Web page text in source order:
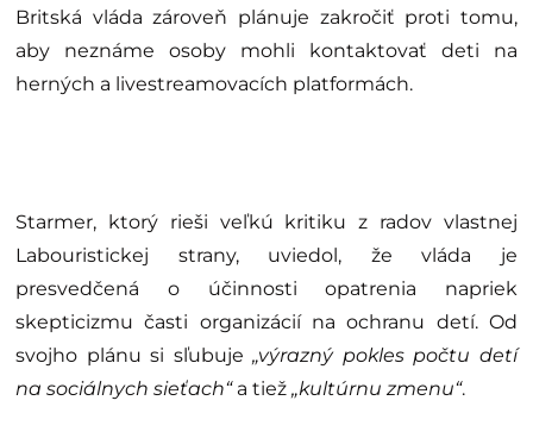
Britská vláda zároveň plánuje zakročiť proti tomu,
aby neznáme osoby mohli kontaktovať deti na
herných a livestreamovacích platformách.
Starmer, ktorý rieši veľkú kritiku z radov vlastnej
Labouristickej strany, uviedol, že vláda je
presvedčená o účinnosti opatrenia napriek
skepticizmu časti organizácií na ochranu detí. Od
svojho plánu si sľubuje„výrazný pokles počtu detí
na sociálnych sieťach“a tiež „kultúrnu zmenu“.